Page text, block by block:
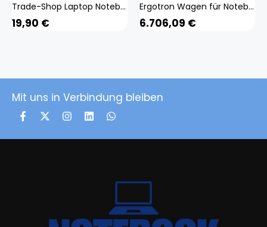
Trade-Shop Laptop Notebook Tastatur Keyboard Deutsch QWERTZ kompatibel mit Apple MacBook Pro 13
19,90 €
Ergotron Wagen für Notebook/Tastatur/Maus (offene Architektur), Notebookwagen, Grau, Weiss, Silber
6.706,09 €
Mit uns in Verbindung bleiben